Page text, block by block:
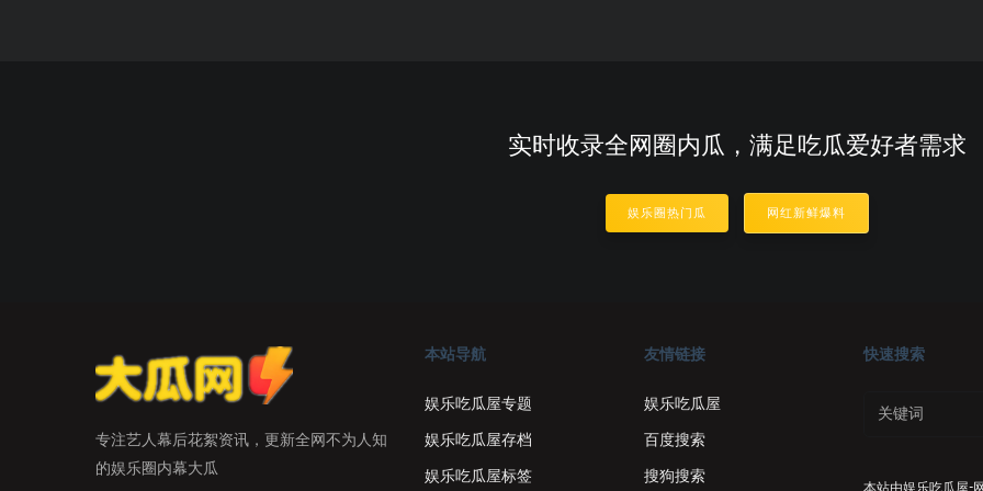
实时收录全网圈内瓜，满足吃瓜爱好者需求
娱乐圈热门瓜 网红新鲜爆料
专注艺人幕后花絮资讯，更新全网不为人知
的娱乐圈内幕大瓜
本站导航
娱乐吃瓜屋专题
娱乐吃瓜屋存档
娱乐吃瓜屋标签
友情链接
娱乐吃瓜屋
百度搜索
搜狗搜索
快速搜索
本站由娱乐吃瓜屋-